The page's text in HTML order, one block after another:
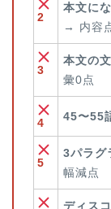
2
本文に
→ 内容
3
本文の
彙0点
4 45〜55
5
3パラグ
幅減点
ディス